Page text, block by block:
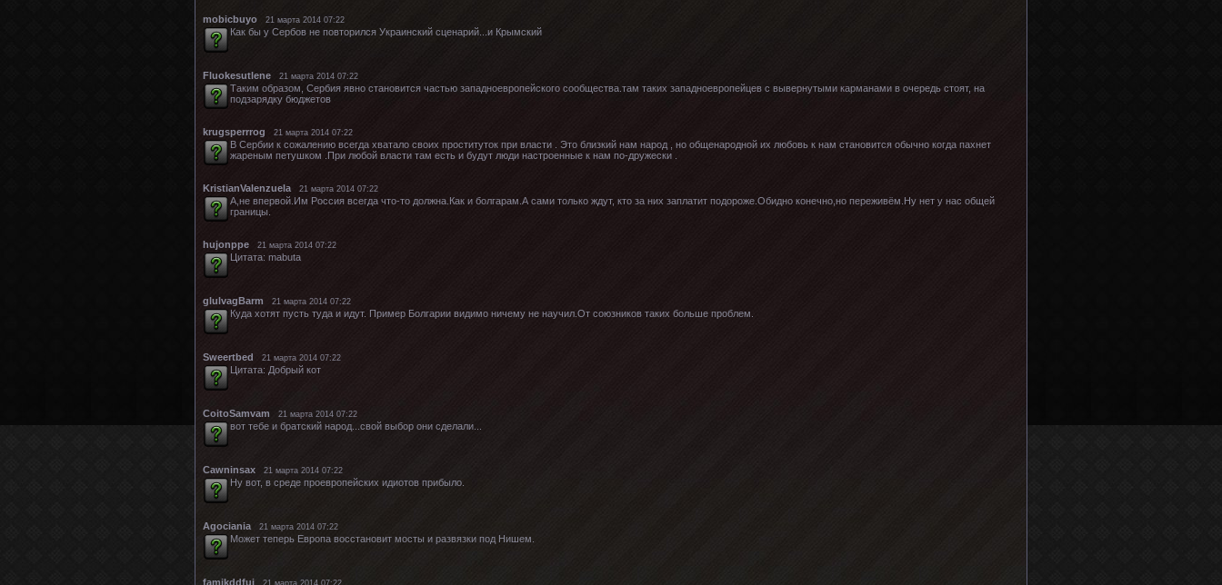
mobicbuyo 21 марта 2014 07:22
Как бы у Сербов не повторился Украинский сценарий...и Крымский
Fluokesutlene 21 марта 2014 07:22
Таким образом, Сербия явно становится частью западноевропейского сообщества.там таких западноевропейцев с вывернутыми карманами в очередь стоят, на
подзарядку бюджетов
krugsperrrog 21 марта 2014 07:22
В Сербии к сожалению всегда хватало своих проституток при власти . Это близкий нам народ , но общенародной их любовь к нам становится обычно когда пахнет
жареным петушком .При любой власти там есть и будут люди настроенные к нам по-дружески .
KristianValenzuela 21 марта 2014 07:22
А,не впервой.Им Россия всегда что-то должна.Как и болгарам.А сами только ждут, кто за них заплатит подороже.Обидно конечно,но переживём.Ну нет у нас общей
границы.
hujonppe 21 марта 2014 07:22
Цитата: mabuta
glulvagBarm 21 марта 2014 07:22
Куда хотят пусть туда и идут. Пример Болгарии видимо ничему не научил.От союзников таких больше проблем.
Sweertbed 21 марта 2014 07:22
Цитата: Добрый кот
CoitoSamvam 21 марта 2014 07:22
вот тебе и братский народ...свой выбор они сделали...
Cawninsax 21 марта 2014 07:22
Ну вот, в среде проевропейских идиотов прибыло.
Agociania 21 марта 2014 07:22
Может теперь Европа восстановит мосты и развязки под Нишем.
famjkddfui 21 марта 2014 07:22